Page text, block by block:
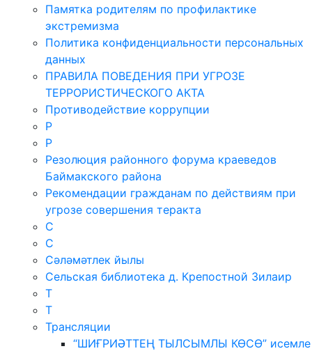
Памятка родителям по профилактике
экстремизма
Политика конфиденциальности персональных
данных
ПРАВИЛА ПОВЕДЕНИЯ ПРИ УГРОЗЕ
ТЕРРОРИСТИЧЕСКОГО АКТА
Противодействие коррупции
Р
Р
Резолюция районного форума краеведов
Баймакского района
Рекомендации гражданам по действиям при
угрозе совершения теракта
С
С
Сәләмәтлек йылы
Сельская библиотека д. Крепостной Зилаир
Т
Т
Трансляции
“ШИҒРИӘТТЕҢ ТЫЛСЫМЛЫ КӨСӨ” исемле